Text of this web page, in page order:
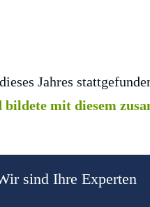
Jahres
bildete mit diesem
sind Ihre Experten